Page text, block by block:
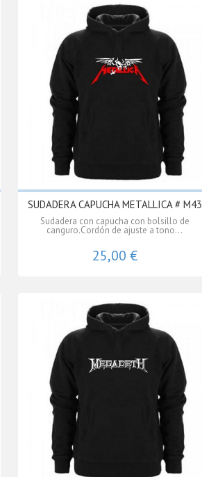
SUDADERA CAPUCHA METALLICA # M43
Sudadera con capucha con bolsillo de
canguro.Cordón de ajuste a tono...
25,00 €